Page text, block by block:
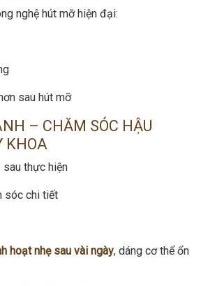
nghệ hút mỡ hiện đại:
sau hút mỡ
– CHĂM SÓC HẬU
KHOA
thực hiện
sóc chi tiết
hoạt nhẹ sau vài ngày, dáng cơ thể ổn